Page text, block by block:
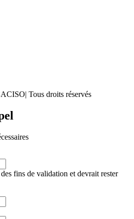
Tous droits réservés
fins de validation et devrait rester